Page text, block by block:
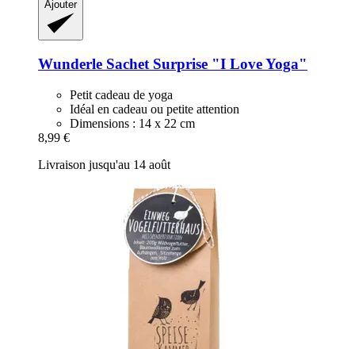
Ajouter
Wunderle Sachet Surprise "I Love Yoga"
Petit cadeau de yoga
Idéal en cadeau ou petite attention
Dimensions : 14 x 22 cm
8,99 €
Livraison jusqu'au 14 août